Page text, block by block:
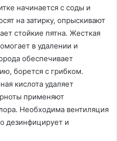
начинается с соды и
на затирку, опрыскивают
стойкие пятна. Жесткая
в удалении и
обеспечивает
борется с грибком.
кислота удаляет
применяют
Необходима вентиляция
дезинфицирует и